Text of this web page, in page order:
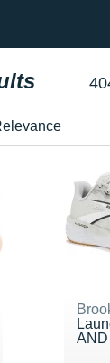
descending
ascending
AND